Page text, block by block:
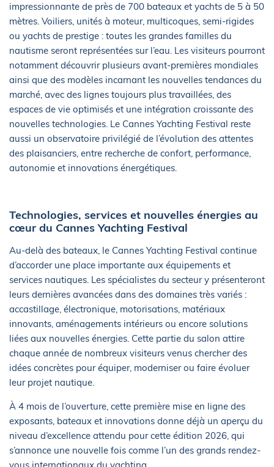
impressionnante de près de 700 bateaux et yachts de 5 à 50
mètres. Voiliers, unités à moteur, multicoques, semi-rigides
ou yachts de prestige : toutes les grandes familles du
nautisme seront représentées sur l’eau. Les visiteurs pourront
notamment découvrir plusieurs avant-premières mondiales
ainsi que des modèles incarnant les nouvelles tendances du
marché, avec des lignes toujours plus travaillées, des
espaces de vie optimisés et une intégration croissante des
nouvelles technologies. Le Cannes Yachting Festival reste
aussi un observatoire privilégié de l’évolution des attentes
des plaisanciers, entre recherche de confort, performance,
autonomie et innovations énergétiques.
Technologies, services et nouvelles énergies au
cœur du Cannes Yachting Festival
Au-delà des bateaux, le Cannes Yachting Festival continue
d’accorder une place importante aux équipements et
services nautiques. Les spécialistes du secteur y présenteront
leurs dernières avancées dans des domaines très variés :
accastillage, électronique, motorisations, matériaux
innovants, aménagements intérieurs ou encore solutions
liées aux nouvelles énergies. Cette partie du salon attire
chaque année de nombreux visiteurs venus chercher des
idées concrètes pour équiper, moderniser ou faire évoluer
leur projet nautique.
À 4 mois de l’ouverture, cette première mise en ligne des
exposants, bateaux et innovations donne déjà un aperçu du
niveau d’excellence attendu pour cette édition 2026, qui
s’annonce une nouvelle fois comme l’un des grands rendez-